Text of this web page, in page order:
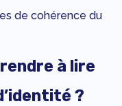
de cohérence du
à lire
?